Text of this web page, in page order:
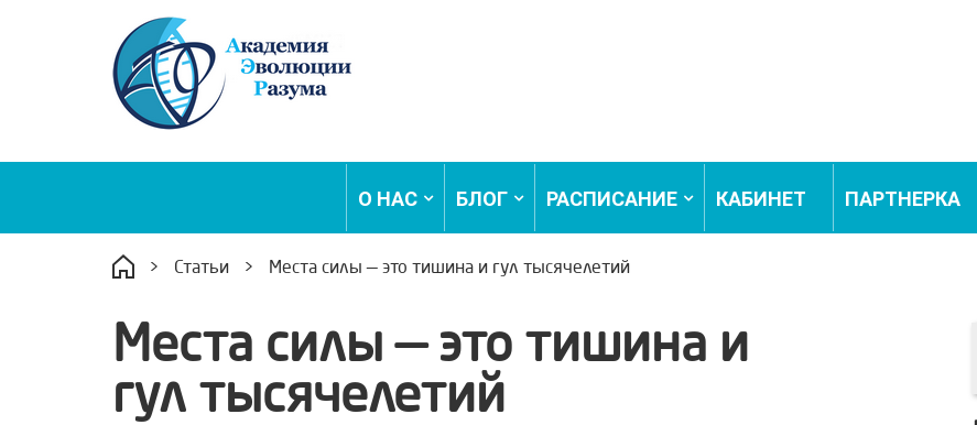
О НАС БЛОГ РАСПИСАНИЕ КАБИНЕТ ПАРТНЕРКА
> Статьи > Места силы — это тишина и гул тысячелетий
Места силы — это тишина и
гул тысячелетий